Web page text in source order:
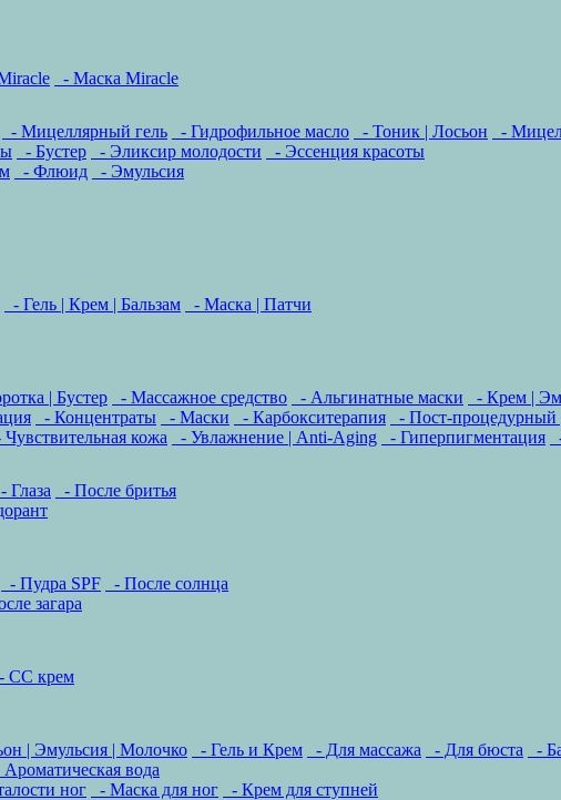
- Маска Miracle
- Мицеллярный гель - Гидрофильное масло - Тоник | Лосьон -
- Бустер - Эликсир молодости
- Эссенция красоты
- Флюид
- Эмульсия
- Гель | Крем | Бальзам
- Маска | Патчи
| Бустер - Массажное средство - Альгинатные маски
- Крем |
- Концентраты - Маски - Карбокситерапия
- Пост-процедурный
Чувствительная кожа - Увлажнение | Anti-Aging - Гиперпигментация
- Глаза
- После бритья
- Пудра SPF
- После солнца
загара
- CC крем
| Эмульсия | Молочко - Гель и Крем - Для массажа - Для бюста
-
Ароматическая вода
ног - Маска для ног
- Крем для ступней